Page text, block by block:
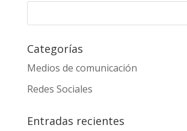
Categorías
Medios de comunicación
Redes Sociales
Entradas recientes